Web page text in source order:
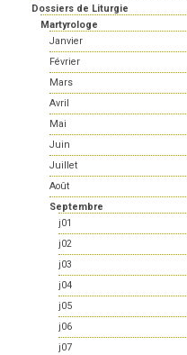
Dossiers de Liturgie
Martyrologe
Janvier
Février
Mars
Avril
Mai
Juin
Juillet
Août
Septembre
j01
j02
j03
j04
j05
j06
j07